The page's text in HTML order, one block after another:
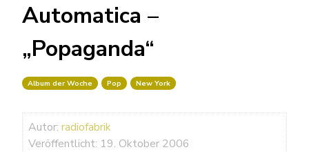
Automatica –
„Popaganda“
Album der Woche Pop New York
Autor: radiofabrik
Veröffentlicht: 19. Oktober 2006